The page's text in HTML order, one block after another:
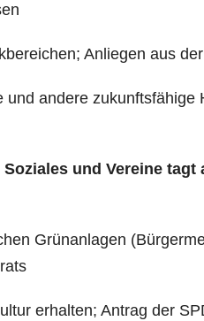
Anliegen aus
und andere
und Vereine tagt
Grünanlagen
erhalten; Antrag der